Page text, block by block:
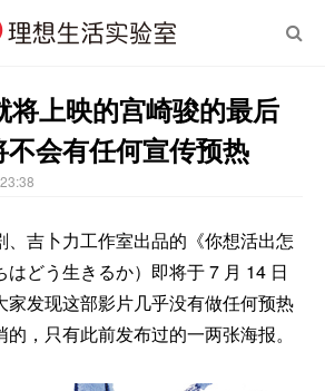
将上映的宫崎骏的最后
会有任何宣传预热
、吉卜力工作室出品的《你想活出怎
どう生きるか）即将于 7 月 14 日
家发现这部影片几乎没有做任何预热
，只有此前发布过的一两张海报。